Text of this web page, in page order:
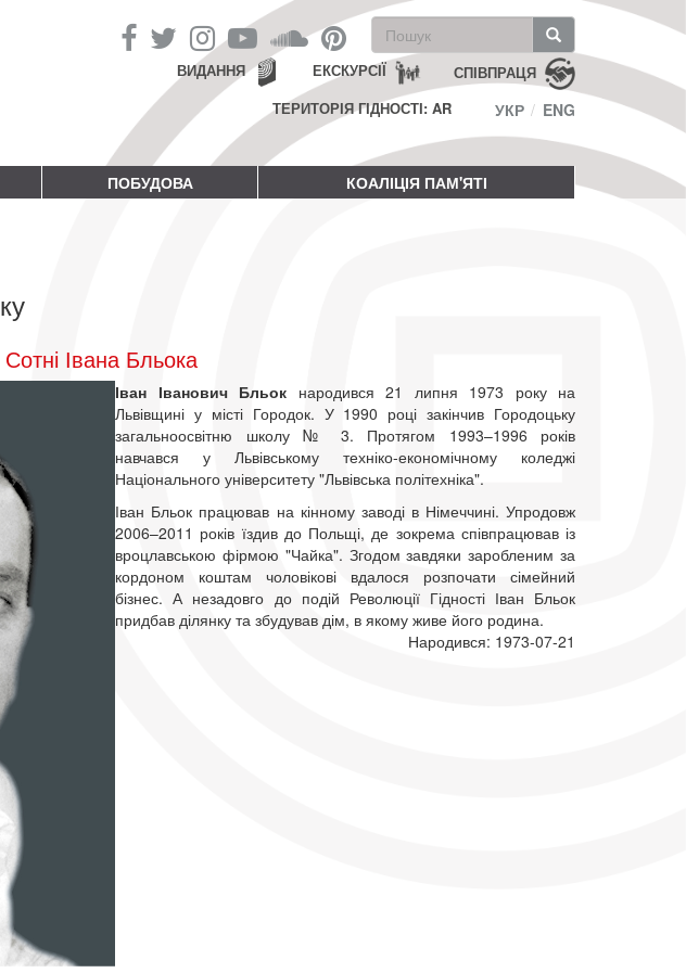
Пошукова
форма
Пошук СПІВПРАЦЯ
ЕКСКУРСІЇ
ВИДАННЯ
ТЕРИТОРІЯ ГІДНОСТІ: AR
УКР ENG
ПОБУДОВА КОАЛІЦІЯ ПАМ'ЯТІ
Івана Бльока
Іван Іванович Бльок народився 21 липня 1973 року на
Львівщині у місті Городок. У 1990 році закінчив Городоцьку
загальноосвітню школу № 3. Протягом 1993–1996 років
навчався у Львівському техніко-економічному коледжі
Національного університету "Львівська політехніка".
Іван Бльок працював на кінному заводі в Німеччині. Упродовж
2006–2011 років їздив до Польщі, де зокрема співпрацював із
вроцлавською фірмою "Чайка". Згодом завдяки заробленим за
кордоном коштам чоловікові вдалося розпочати сімейний
бізнес. А незадовго до подій Революції Гідності Іван Бльок
придбав ділянку та збудував дім, в якому живе його родина.
Народився: 1973-07-21